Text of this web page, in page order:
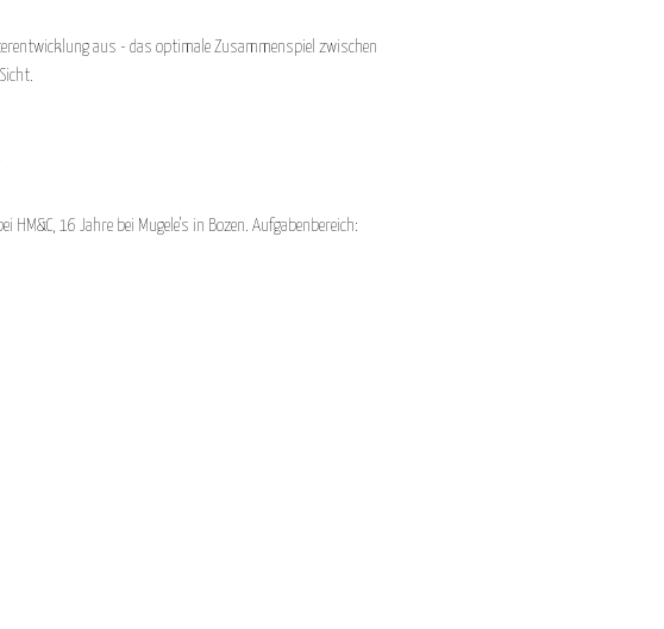
aus - das optimale Zusammenspiel zwischen
HM&C, 16 Jahre bei Mugele's in Bozen. Aufgabenbereich: